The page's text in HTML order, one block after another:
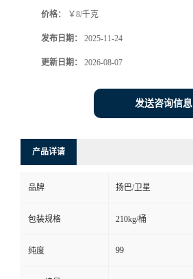
价格： ￥8/千克
发布日期： 2025-11-24
更新日期： 2026-08-07
发送咨询信息
产品详请
品牌 扬巴/卫星
包装规格 210kg/桶
纯度 99